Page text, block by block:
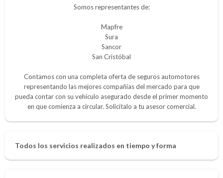
Somos representantes de:
Mapfre
Sura
Sancor
San Cristóbal
Contamos con una completa oferta de seguros automotores
representando las mejores compañías del mercado para que
pueda contar con su vehículo asegurado desde el primer momento
en que comienza a circular. Solicítalo a tu asesor comercial.
Todos los servicios realizados en tiempo y forma